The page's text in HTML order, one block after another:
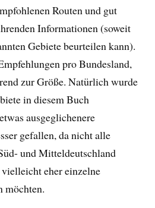
Routen und gut
Informationen (soweit
Gebiete beurteilen kann).
pro Bundesland,
zur Größe. Natürlich wurde
in diesem Buch
ausgeglichenere
gefallen, da nicht alle
und Mitteldeutschland
eher einzelne
möchten.